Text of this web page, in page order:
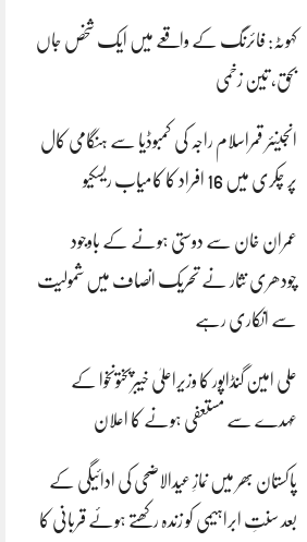
کہوٹہ: فائرنگ کے واقعے میں ایک شخص جاں
بحق، تین زخمی
انجینئر قمراسلام راجہ کی کمبوڈیا سے ہنگامی کال
پر چکری میں 16 افراد کا کامیاب ریسکیو
عمران خان سے دوستی ہونے کے باوجود
چودھری نثار نے تحریک انصاف میں شمولیت
سے انکاری رہے
علی امین گنڈاپور کا وزیراعلیٰ خیبرپختونخوا کے
عہدے سے مستعفی ہونے کا اعلان
پاکستان بھر میں نمازِ عیدالاضحی کی ادائیگی کے
بعد سنتِ ابراہیمی کو زندہ رکھتے ہوئے قربانی کا